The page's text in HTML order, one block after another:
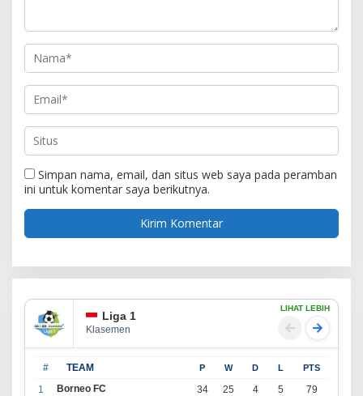
Simpan nama, email, dan situs web saya pada peramban
ini untuk komentar saya berikutnya.
Liga 1
Klasemen
LIHAT LEBIH
# TEAM P W D L PTS
1 Borneo FC 34 25 4 5
79